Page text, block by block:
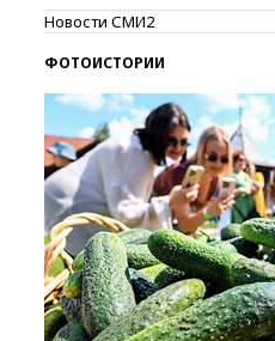
Новости СМИ2
ФОТОИСТОРИИ